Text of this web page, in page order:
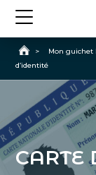
Accueil
> Mon guichet
d’identité
CARTE